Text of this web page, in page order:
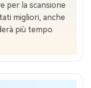
per la scansione
migliori, anche
più tempo.